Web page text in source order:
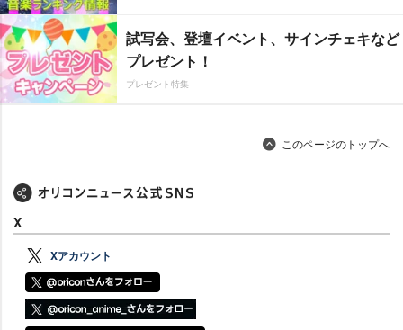
試写会、登壇イベント、サインチェキなど
プレゼント！
プレゼント特集
このページのトップへ
X
Xアカウント